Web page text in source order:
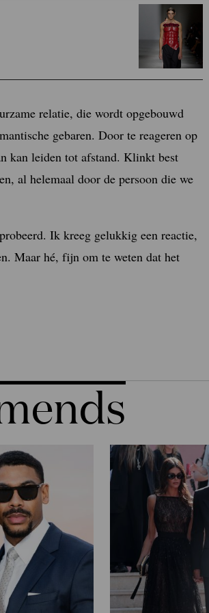
relatie, die wordt opgebouwd
gebaren. Door te reageren op
kan leiden tot afstand. Klinkt best
al helemaal door de persoon die we
Ik kreeg gelukkig een reactie,
Maar hé, fijn om te weten dat het